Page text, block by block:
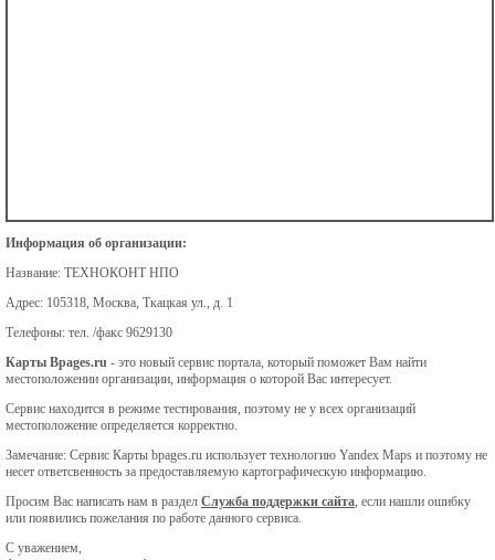
Информация об организации:
Название: ТЕХНОКОНТ НПО
Адрес: 105318, Москва, Ткацкая ул., д. 1
Телефоны: тел. /факс 9629130
Карты Bpages.ru - это новый сервис портала, который поможет Вам найти
местоположении организации, информация о которой Вас интересует.
Сервис находится в режиме тестирования, поэтому не у всех организаций
местоположение определяется корректно.
Замечание: Сервис Карты bpages.ru использует технологию Yandex Maps и поэтому не
несет ответсвенность за предоставляемую картографическую информацию.
Просим Вас написать нам в раздел Служба поддержки сайта, если нашли ошибку
или появились пожелания по работе данного сервиса.
С уважением,